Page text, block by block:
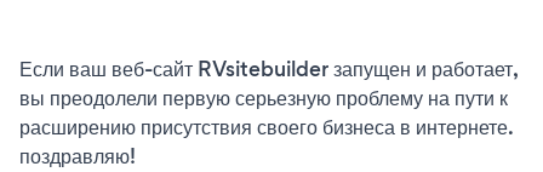
Если ваш веб-сайт RVsitebuilder запущен и работает,
вы преодолели первую серьезную проблему на пути к
расширению присутствия своего бизнеса в интернете.
поздравляю!